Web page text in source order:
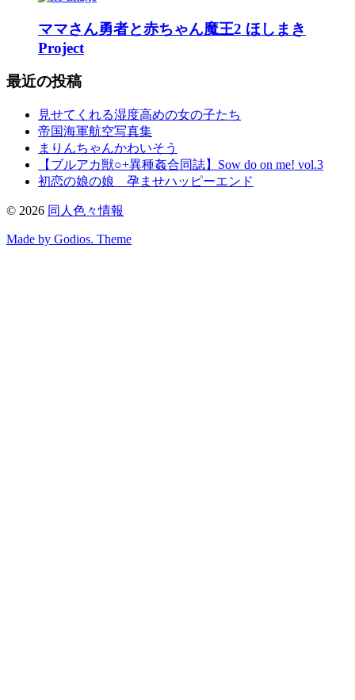
ママさん勇者と赤ちゃん魔王2 ほしまき
Project
最近の投稿
見せてくれる湿度高めの女の子たち
帝国海軍航空写真集
まりんちゃんかわいそう
【ブルアカ獣○+異種姦合同誌】Sow do on me! vol.3
初恋の娘の娘 孕ませハッピーエンド
© 2026 同人色々情報
Made by Godios. Theme